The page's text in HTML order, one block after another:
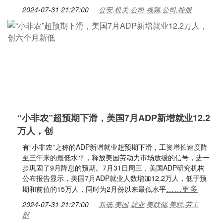
2024-07-31 21:27:00 公安,机关,公司,视频,公司,控股
“小非农”超预期下滑，美国7月ADP新增就业12.2
万人，创
有“小非农”之称的ADP新增就业超预期下滑，工资增长速度降
至三年来的最低水平，释放美国劳动力市场放缓的信号，进一
步巩固了9月降息的预期。7月31日周三，美国ADP研究机构
公布报告显示，美国7月ADP就业人数增加12.2万人，低于预
期和前值的15万人，同时为2月份以来最低水平……更多
2024-07-31 21:27:00
新低,美国,就业,美联储,美联,劳工
部